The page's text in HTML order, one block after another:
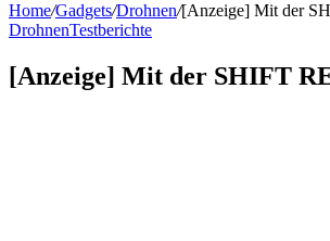
Home/Gadgets/Drohnen/[Anzeige] Mit der
DrohnenTestberichte
[Anzeige] Mit der SHIFT